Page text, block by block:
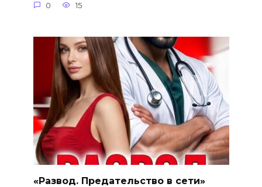
0 15
«Развод. Предательство в сети»